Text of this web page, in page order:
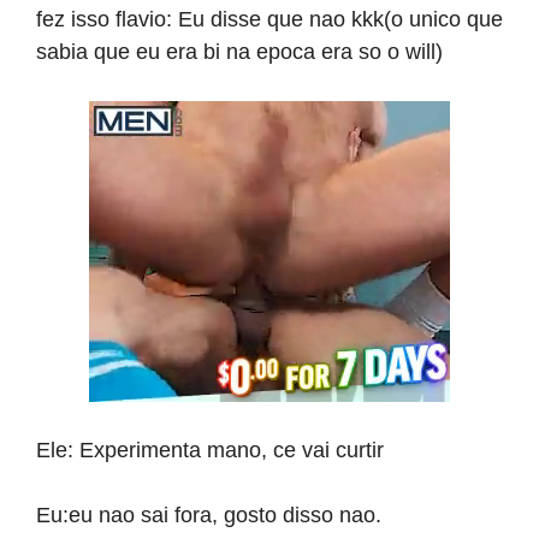
fez isso flavio: Eu disse que nao kkk(o unico que
sabia que eu era bi na epoca era so o will)
Ele: Experimenta mano, ce vai curtir
Eu:eu nao sai fora, gosto disso nao.